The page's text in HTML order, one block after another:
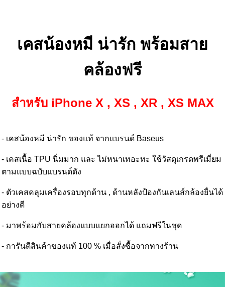
เคสน้องหมี น่ารัก พร้อมสาย
คล้องฟรี
สำหรับ iPhone X , XS , XR , XS MAX
- เคสน้องหมี น่ารัก ของแท้ จากแบรนด์ Baseus
- เคสเนื้อ TPU นิ่มมาก และ ไม่หนาเทอะทะ ใช้วัสดุเกรดพรีเมี่ยม
ตามแบบฉบับแบรนด์ดัง
- ตัวเคสคลุมเครื่องรอบทุกด้าน , ด้านหลังป้องกันเลนส์กล้องยื่นได้
อย่างดี
- มาพร้อมกับสายคล้องแบบแยกออกได้ แถมฟรีในชุด
- การันตีสินค้าของแท้ 100 % เมื่อสั่งซื้อจากทางร้าน